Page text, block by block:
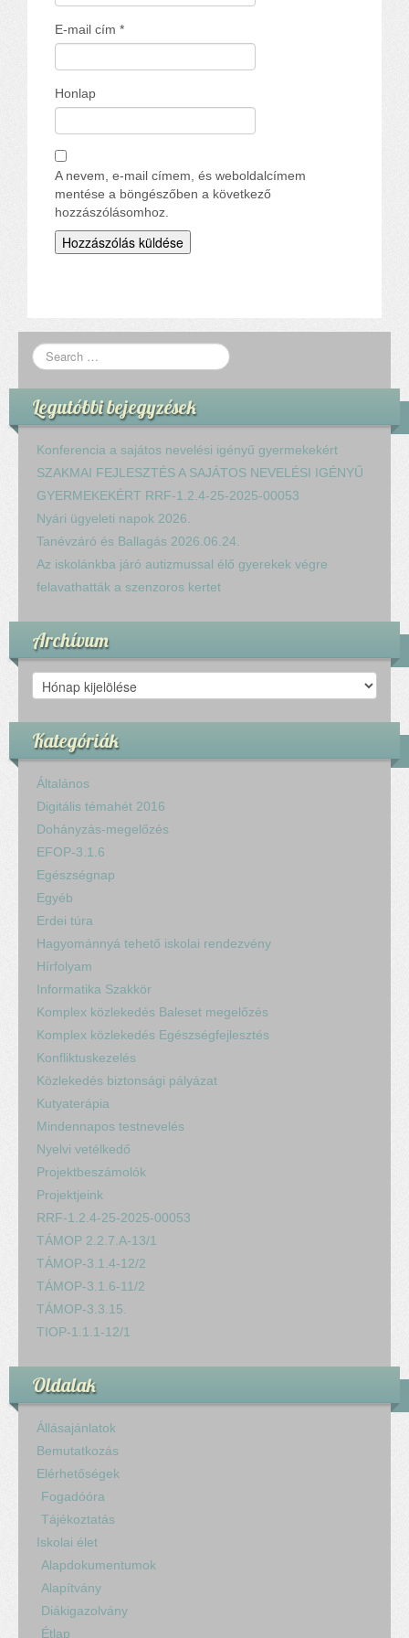
E-mail cím *
Honlap
A nevem, e-mail címem, és weboldalcímem
mentése a böngészőben a következő
hozzászólásomhoz.
Legutóbbi bejegyzések
Konferencia a sajátos nevelési igényű gyermekekért
SZAKMAI FEJLESZTÉS A SAJÁTOS NEVELÉSI IGÉNYŰ
GYERMEKEKÉRT RRF-1.2.4-25-2025-00053
Nyári ügyeleti napok 2026.
Tanévzáró és Ballagás 2026.06.24.
Az iskolánkba járó autizmussal élő gyerekek végre
felavathatták a szenzoros kertet
Archívum
Archívum
Kategóriák
Általános
Digitális témahét 2016
Dohányzás-megelőzés
EFOP-3.1.6
Egészségnap
Egyéb
Erdei túra
Hagyománnyá tehető iskolai rendezvény
Hírfolyam
Informatika Szakkör
Komplex közlekedés Baleset megelőzés
Komplex közlekedés Egészségfejlesztés
Konfliktuskezelés
Közlekedés biztonsági pályázat
Kutyaterápia
Mindennapos testnevelés
Nyelvi vetélkedő
Projektbeszámolók
Projektjeink
RRF-1.2.4-25-2025-00053
TÁMOP 2.2.7.A-13/1
TÁMOP-3.1.4-12/2
TÁMOP-3.1.6-11/2
TÁMOP-3.3.15.
TIOP-1.1.1-12/1
Oldalak
Állásajánlatok
Bemutatkozás
Elérhetőségek
Fogadóóra
Tájékoztatás
Iskolai élet
Alapdokumentumok
Alapítvány
Diákigazolvány
Étlap